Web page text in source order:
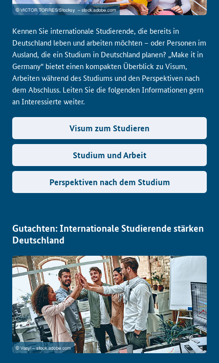
Kennen Sie internationale Studierende, die bereits in
Deutschland leben und arbeiten möchten – oder Personen im
Ausland, die ein Studium in Deutschland planen? „Make it in
Germany“ bietet einen kompakten Überblick zu Visum,
Arbeiten während des Studiums und den Perspektiven nach
dem Abschluss. Leiten Sie die folgenden Informationen gern
an Interessierte weiter.
Visum zum Studieren
Studium und Arbeit
Perspektiven nach dem Studium
Gutachten: Internationale Studierende stärken
Deutschland